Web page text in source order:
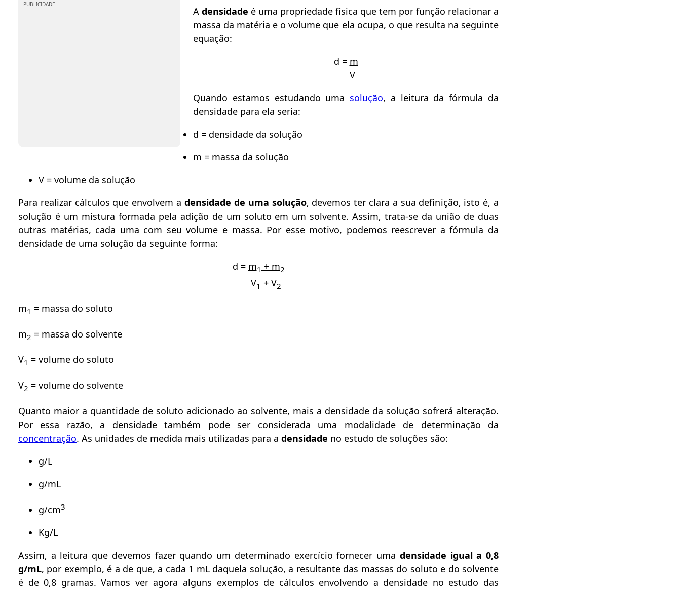
PUBLICIDADE
A densidade é uma propriedade física que tem por função relacionar a
massa da matéria e o volume que ela ocupa, o que resulta na seguinte
equação:
d = m
V
Quando estamos estudando uma solução, a leitura da fórmula da
densidade para ela seria:
d = densidade da solução
m = massa da solução
V = volume da solução
Para realizar cálculos que envolvem a densidade de uma solução, devemos ter clara a sua definição, isto é, a
solução é um mistura formada pela adição de um soluto em um solvente. Assim, trata-se da união de duas
outras matérias, cada uma com seu volume e massa. Por esse motivo, podemos reescrever a fórmula da
densidade de uma solução da seguinte forma:
d = m1 + m2
V1 + V2
m1 = massa do soluto
m2 = massa do solvente
V1 = volume do soluto
V2 = volume do solvente
Quanto maior a quantidade de soluto adicionado ao solvente, mais a densidade da solução sofrerá alteração.
Por essa razão, a densidade também pode ser considerada uma modalidade de determinação da
concentração. As unidades de medida mais utilizadas para a densidade no estudo de soluções são:
g/L
g/mL
g/cm3
Kg/L
Assim, a leitura que devemos fazer quando um determinado exercício fornecer uma densidade igual a 0,8
g/mL, por exemplo, é a de que, a cada 1 mL daquela solução, a resultante das massas do soluto e do solvente
é de 0,8 gramas. Vamos ver agora alguns exemplos de cálculos envolvendo a densidade no estudo das